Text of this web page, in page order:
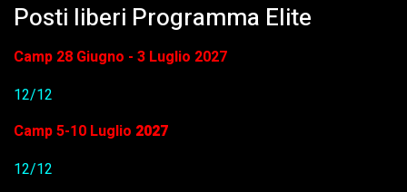
Posti liberi Programma Elite
Camp 28 Giugno - 3 Luglio 2027
12/12
Camp 5-10 Luglio 2027
12/12